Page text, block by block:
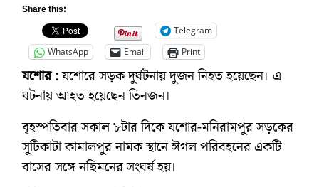
Share this:
Telegram
WhatsApp
Email Print
যশোর :যশোরে সড়ক দুর্ঘটনায় দুজন নিহত হয়েছেন। এ
ঘটনায় আহত হয়েছেন তিনজন।
বৃহস্পতিবার সকাল ৮টার দিকে যশোর-মনিরামপুর সড়কের
সুটিকাটা কামালপুর নামক স্থানে ঈগল পরিবহনের একটি
বাসের সঙ্গে নছিমনের সংঘর্ষ হয়।